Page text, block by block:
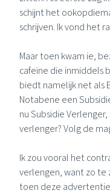
schijnt het
schrijven. Ik vond het
Maar toen kwam ie,
cafeïne die inmiddels
biedt namelijk net als
Notabene een
nu Subsidie
verlenger? Volg de
Ik zou vooral het
verlengen, want zo te
toen deze